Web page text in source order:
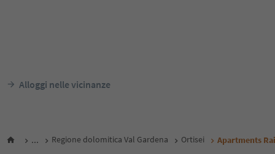
Alloggi nelle vicinanze
... Regione dolomitica Val Gardena Ortisei Apartments